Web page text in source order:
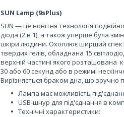
SUN Lamp (9sPlus)
SUN — це новітня технологія
діода (2 в 1), а також уперше була
шкіри людини. Охоплює ширший
твердих гелів, обладнана 15
верхній частині якого
30 або 60 секунд або в режимі
Вирізняється браком дна, що зручно
Лампа має можливість
USB-шнур для під'єднання в
Технічні характеристики: